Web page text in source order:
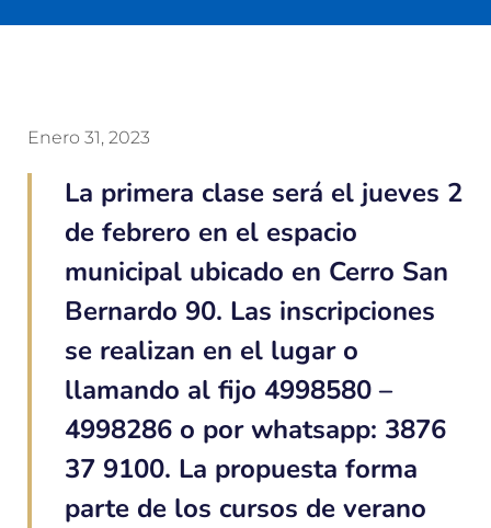
Enero 31, 2023
La primera clase será el jueves 2
de febrero en el espacio
municipal ubicado en Cerro San
Bernardo 90. Las inscripciones
se realizan en el lugar o
llamando al fijo 4998580 –
4998286 o por whatsapp: 3876
37 9100. La propuesta forma
parte de los cursos de verano